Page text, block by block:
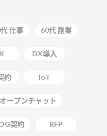
仕事 60代 副業
DX導入
約 IoT
ープンチャット
契約 RFP